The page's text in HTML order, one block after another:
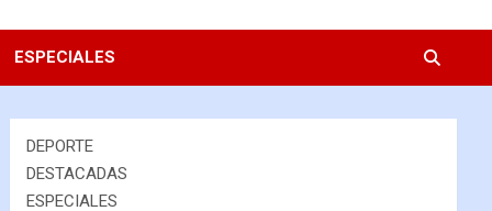
ESPECIALES
DEPORTE
DESTACADAS
ESPECIALES